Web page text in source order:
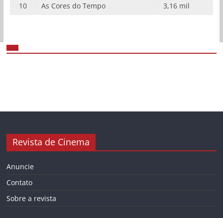
10
As Cores do Tempo 3,16 mil
Revista de Cinema
Anuncie
Contato
Sobre a revista